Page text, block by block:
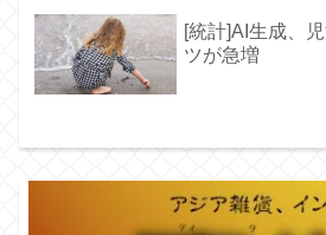
[統計]AI生成、
ツが急増